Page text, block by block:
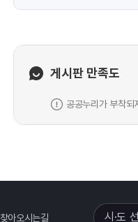
게시판 만족도
공공누리가 부착
찾아오시는길 시·도